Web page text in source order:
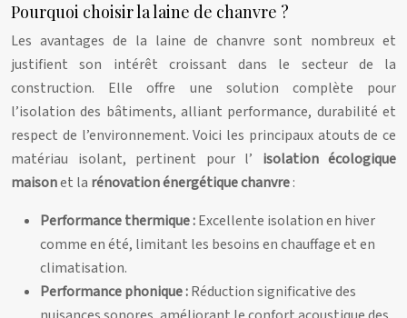
Pourquoi choisir la laine de chanvre ?
Les avantages de la laine de chanvre sont nombreux et
justifient son intérêt croissant dans le secteur de la
construction. Elle offre une solution complète pour
l’isolation des bâtiments, alliant performance, durabilité et
respect de l’environnement. Voici les principaux atouts de ce
matériau isolant, pertinent pour l’ isolation écologique
maisonet la rénovation énergétique chanvre:
Performance thermique :Excellente isolation en hiver
comme en été, limitant les besoins en chauffage et en
climatisation.
Performance phonique :Réduction significative des